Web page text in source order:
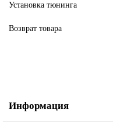
Установка тюнинга
Возврат товара
Информация